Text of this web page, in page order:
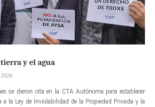
y el agua
se dieron cita en la CTA Autónoma para establecer
a la Ley de Inviolabilidad de la Propiedad Privada y la